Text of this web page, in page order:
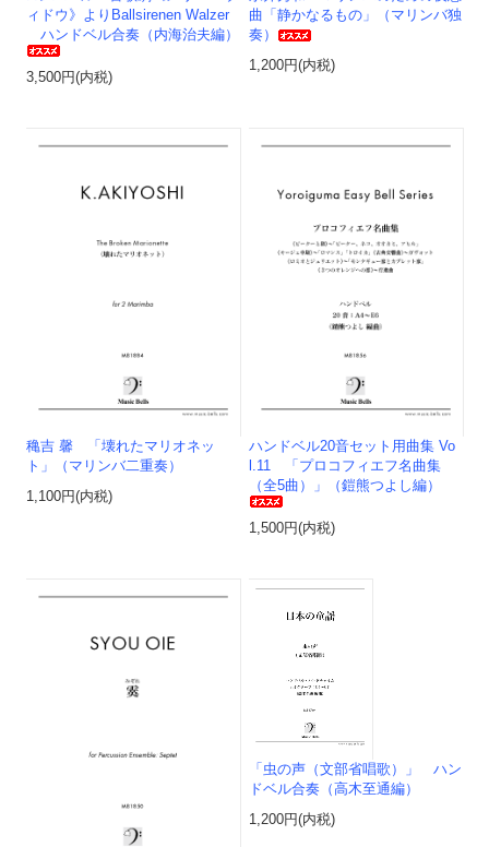
ィドウ》よりBallsirenen Walzer
ハンドベル合奏（内海治夫編）
3,500円(内税)
曲「静かなるもの」（マリンバ独
奏）
1,200円(内税)
穐吉 馨 「壊れたマリオネッ
ト」（マリンバ二重奏）
1,100円(内税)
ハンドベル20音セット用曲集 Vo
l.11 「プロコフィエフ名曲集
（全5曲）」（鎧熊つよし編）
1,500円(内税)
「虫の声（文部省唱歌）」 ハン
ドベル合奏（高木至通編）
1,200円(内税)